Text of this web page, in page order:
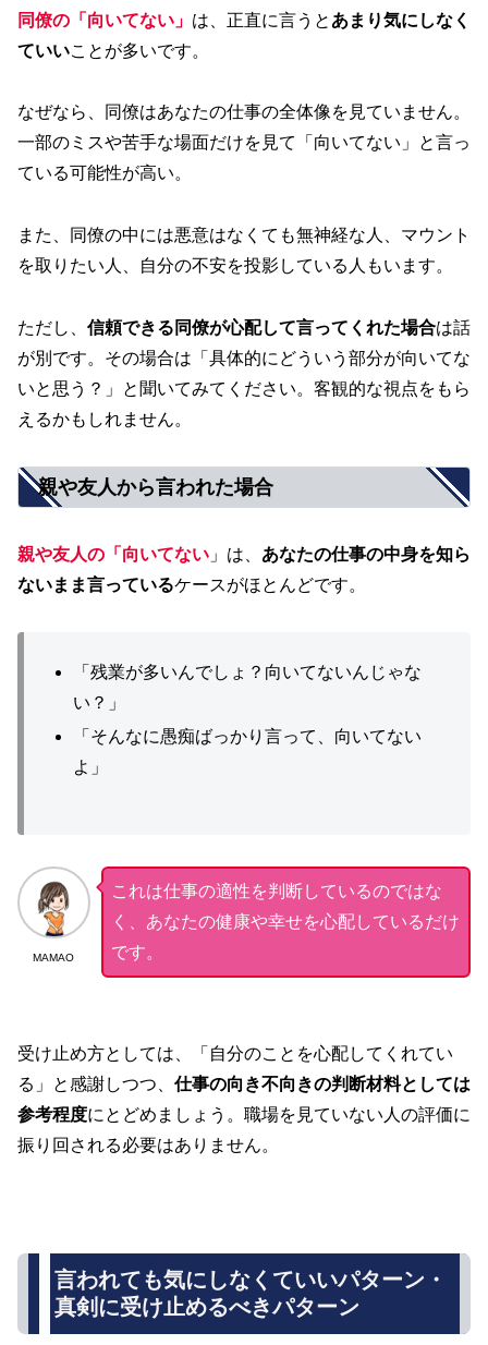
同僚の「向いてない」 は、正直に言うと あまり気にしなく
ていいことが多いです。
なぜなら、同僚はあなたの仕事の全体像を見ていません。
一部のミスや苦手な場面だけを見て「向いてない」と言っ
ている可能性が高い。
また、同僚の中には悪意はなくても無神経な人、マウント
を取りたい人、自分の不安を投影している人もいます。
ただし、 信頼できる同僚が心配して言ってくれた場合は話
が別です。その場合は「具体的にどういう部分が向いてな
いと思う？」と聞いてみてください。客観的な視点をもら
えるかもしれません。
親や友人から言われた場合
親や友人の「向いてない 」は、 あなたの仕事の中身を知ら
ないまま言っているケースがほとんどです。
「残業が多いんでしょ？向いてないんじゃな
い？」
「そんなに愚痴ばっかり言って、向いてない
よ」
MAMAO
これは仕事の適性を判断しているのではな
く、あなたの健康や幸せを心配しているだけ
です。
受け止め方としては、「自分のことを心配してくれてい
る」と感謝しつつ、 仕事の向き不向きの判断材料としては
参考程度にとどめましょう。職場を見ていない人の評価に
振り回される必要はありません。
言われても気にしなくていいパターン・
真剣に受け止めるべきパターン